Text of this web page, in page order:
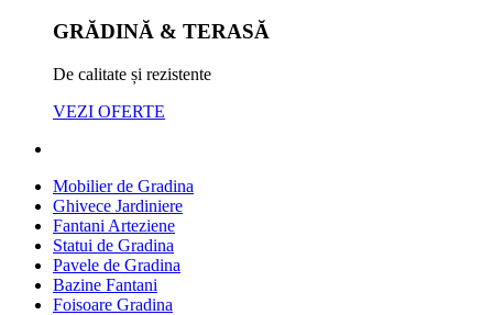
GRĂDINĂ & TERASĂ
De calitate și rezistente
VEZI OFERTE
Mobilier de Gradina
Ghivece Jardiniere
Fantani Arteziene
Statui de Gradina
Pavele de Gradina
Bazine Fantani
Foisoare Gradina